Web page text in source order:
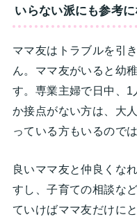
いらない派にも参考に
ママ友はトラブルを引
ん。ママ友がいると幼
す。専業主婦で日中、
か接点がない方は、大
っている方もいるので
良いママ友と仲良くな
すし、子育ての相談な
ていけばママ友だけに